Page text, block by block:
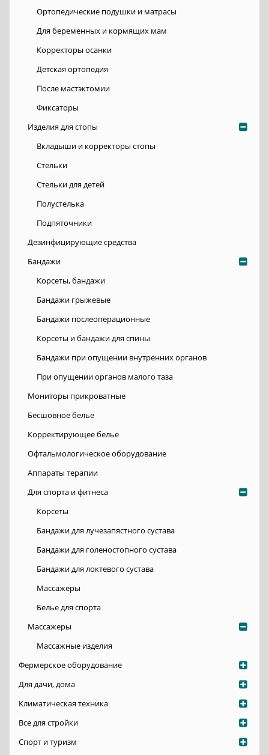
Ортопедические подушки и матрасы
Для беременных и кормящих мам
Корректоры осанки
Детская ортопедия
После мастэктомии
Фиксаторы
Изделия для стопы
Вкладыши и корректоры стопы
Стельки
Стельки для детей
Полустелька
Подпяточники
Дезинфицирующие средства
Бандажи
Корсеты, бандажи
Бандажи грыжевые
Бандажи послеоперационные
Корсеты и бандажи для спины
Бандажи при опущении внутренних органов
При опущении органов малого таза
Мониторы прикроватные
Бесшовное белье
Корректирующее белье
Офтальмологическое оборудование
Аппараты терапии
Для спорта и фитнеса
Корсеты
Бандажи для лучезапястного сустава
Бандажи для голеностопного сустава
Бандажи для локтевого сустава
Массажеры
Белье для спорта
Массажеры
Массажные изделия
Фермерское оборудование
Для дачи, дома
Климатическая техника
Все для стройки
Спорт и туризм